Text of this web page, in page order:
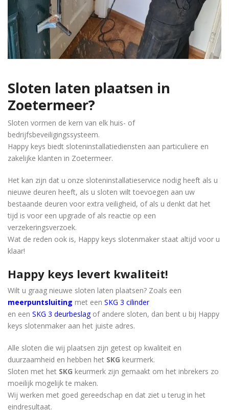
Sloten laten plaatsen in
Zoetermeer?
Sloten vormen de kern van elk huis- of
bedrijfsbeveiligingssysteem.
Happy keys biedt sloteninstallatiediensten aan particuliere en
zakelijke klanten in Zoetermeer.
Het kan zijn dat u onze sloteninstallatieservice nodig heeft als u
nieuwe deuren heeft, als u sloten wilt toevoegen aan uw
bestaande deuren voor extra veiligheid, of als u denkt dat het
tijd is voor een upgrade of als reactie op een
verzekeringsverzoek.
Wat de reden ook is, Happy keys slotenmaker staat ​​altijd voor u
klaar!
Happy keys levert kwaliteit!
Wilt u graag nieuwe sloten laten plaatsen? Zoals een
meerpuntsluiting met een SKG 3 cilinder
en een SKG 3 deurbeslagof andere sloten, dan bent u bij Happy
keys slotenmaker aan het juiste adres.
Alle sloten die wij plaatsen zijn getest op kwaliteit en
duurzaamheid en hebben het SKG keurmerk.
Sloten met het SKG keurmerk zijn gemaakt om het inbrekers zo
moeilijk mogelijk te maken.
Wij werken met goed gereedschap en dat ziet u terug in het
eindresultaat.